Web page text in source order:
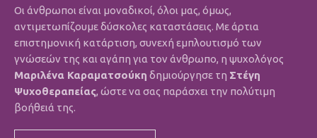
Οι άνθρωποι είναι μοναδικοί, όλοι μας, όμως,
αντιμετωπίζουμε δύσκολες καταστάσεις. Με άρτια
επιστημονική κατάρτιση, συνεχή εμπλουτισμό των
γνώσεών της και αγάπη για τον άνθρωπο, η ψυχολόγος
Μαριλένα Καραματσούκη δημιούργησε τη Στέγη
Ψυχοθεραπείας, ώστε να σας παράσχει την πολύτιμη
βοήθειά της.